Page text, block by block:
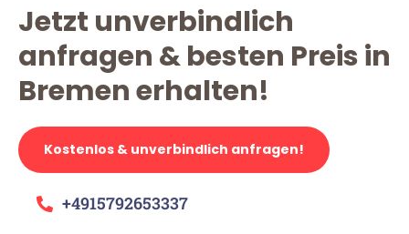
Jetzt unverbindlich
anfragen & besten Preis in
Bremen erhalten!
Kostenlos & unverbindlich anfragen!
+4915792653337